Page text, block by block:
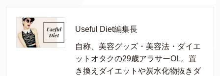
Useful Diet編集長
自称、美容グッズ・美容法・ダイエ
ットオタクの29歳アラサーOL。置
き換えダイエットや炭水化物抜きダ